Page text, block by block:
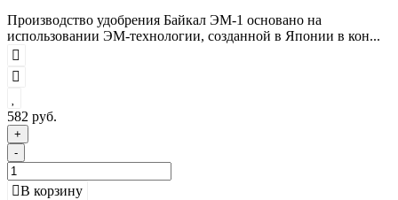
Производство удобрения Байкал ЭМ-1 основано на
использовании ЭМ-технологии, созданной в Японии в кон...
582 руб.
+
-
В корзину